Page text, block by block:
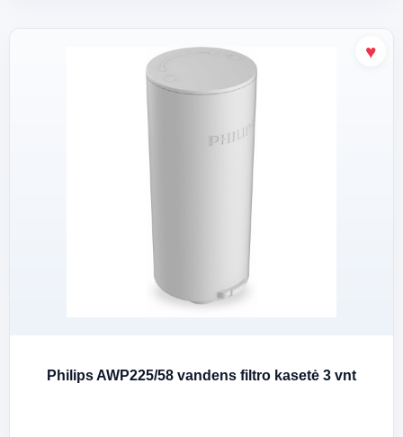
Philips AWP225/58 vandens filtro kasetė 3 vnt